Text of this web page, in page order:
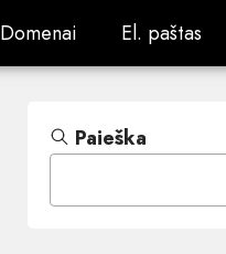
Domenai
Domenai El. paštas
El. paštas
Paieška